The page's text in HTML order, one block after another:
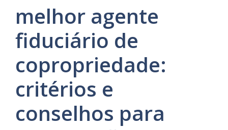
melhor agente
fiduciário de
copropriedade:
critérios e
conselhos para